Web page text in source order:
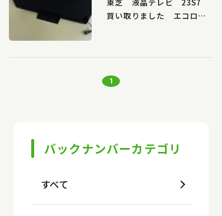
東芝 液晶テレビ 23S7
買い取りました エコログ
1
バックナンバーカテゴリ
すべて